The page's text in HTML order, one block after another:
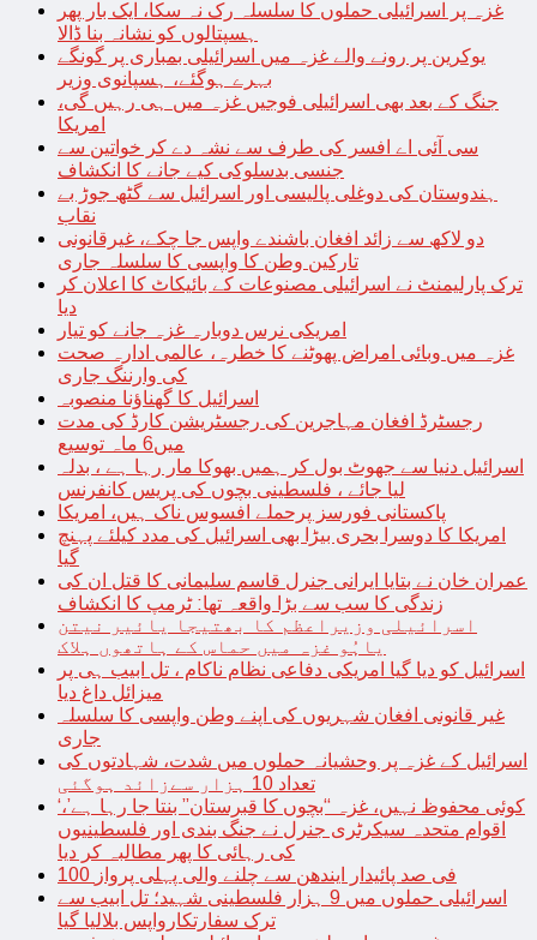
غزہ پر اسرائیلی حملوں کا سلسلہ رک نہ سکا، ایک بار پھر
ہسپتالوں کو نشانہ بنا ڈالا
یوکرین پر رونے والے غزہ میں اسرائیلی بمباری پر گونگے
بہرے ہوگئے، ہسپانوی وزیر
جنگ کے بعد بھی اسرائیلی فوجیں غزہ میں ہی رہیں گی،
امریکا
سی آئی اے افسر کی طرف سے نشہ دے کر خواتین سے
جنسی بدسلوکی کیے جانے کا انکشاف
ہندوستان کی دوغلی پالیسی اور اسرائیل سے گٹھ جوڑ بے
نقاب
دو لاکھ سے زائد افغان باشندے واپس جا چکے، غیرقانونی
تارکین وطن کا واپسی کا سلسلہ جاری
ترک پارلیمنٹ نے اسرائیلی مصنوعات کے بائیکاٹ کا اعلان کر
دیا
امریکی نرس دوبارہ غزہ جانے کو تیار
غزہ میں وبائی امراض پھوٹنے کا خطرہ، عالمی ادارہ صحت
کی وارننگ جاری
اسرائیل کا گھناؤنا منصوبہ
رجسٹرڈ افغان مہاجرین کی رجسٹریشن کارڈ کی مدت
میں6 ماہ توسیع
اسرائیل دنیا سے جھوٹ بول کر ہمیں بھوکا مار رہا ہے ، بدلہ
لیا جائے ، فلسطینی بچوں کی پریس کانفرنس
پاکستانی فورسز پرحملے افسوس ناک ہیں، امریکا
امریکا کا دوسرا بحری بیڑا بھی اسرائیل کی مدد کیلئے پہنچ
گیا
عمران خان نے بتایا ایرانی جنرل قاسم سلیمانی کا قتل ان کی
زندگی کا سب سے بڑا واقعہ تھا: ٹرمپ کا انکشاف
اسرائیلی وزیراعظم کا بھتیجا یائیر نیتن
یاہُو غزہ میں حماس کے ہاتھوں ہلاک
اسرائیل کو دیا گیا امریکی دفاعی نظام ناکام ، تل ابیب ہی پر
میزائل داغ دیا
غیر قانونی افغان شہریوں کی اپنے وطن واپسی کا سلسلہ
جاری
اسرائیل کے غزہ پر وحشیانہ حملوں میں شدت، شہادتوں کی
تعداد 10 ہزار سےزائد ہوگئی
‘کوئی محفوظ نہیں، غزہ “بچوں کا قبرستان” بنتا جا رہا ہے’،
اقوام متحدہ سیکرٹری جنرل نے جنگ بندی اور فلسطینیوں
کی رہائی کا پھر مطالبہ کر دیا
100 فی صد پائیدار ایندھن سے چلنے والی پہلی پرواز
اسرائیلی حملوں میں 9 ہزار فلسطینی شہید؛ تل ابیب سے
ترک سفارتکارواپس بلالیا گیا